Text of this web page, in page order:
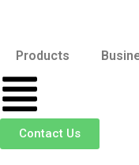
Products
Contact Us